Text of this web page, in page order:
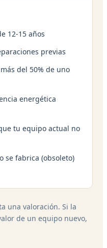
12-15 años
previas
del 50% de uno
energética
tu equipo actual no
se fabrica (obsoleto)
una valoración. Si la
de un equipo nuevo,